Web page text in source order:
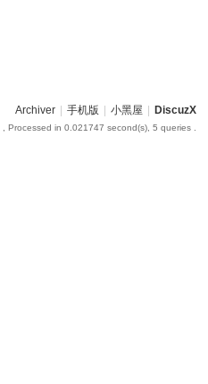
Archiver 手机版 小黑屋 DiscuzX
, Processed in 0.021747 second(s), 5 queries .